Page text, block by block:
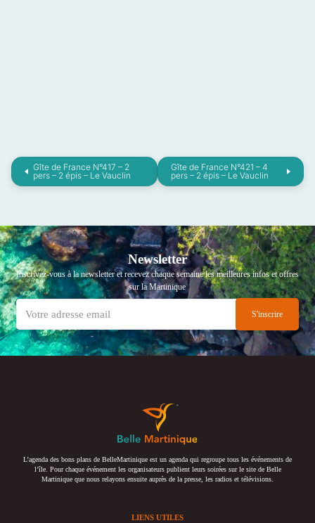
Gîte de France N°417 – 2
pers – 2 épis – Le Vauclin
Gîte de France N°421 – 4
pers – 2 épis – Le Vauclin
Newsletter
Inscrivez-vous à la newsletter et recevez chaque semaine les meilleures infos et offres
sur la Martinique
L’agenda des bons plans de BelleMartinique est un agenda qui regroupe tous les événements de
l’île. Pour chaque événement les organisateurs publient leurs soirées sur le site de Belle
Martinique que nous relayons ensuite auprès de la presse, les radios et télévisions.
LIENS UTILES